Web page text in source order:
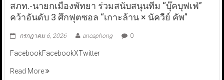
สภท.-นายกเมืองพัทยา ร่วมสนับสนุนทีม “บุ๊คบุฟเฟ่”
คว้าอันดับ 3 ศึกฟุตซอล “เกาะล้าน × นัควีย์ คัพ”
กรกฎาคม 6, 2026 aneaphong 0
FacebookFacebookXTwitter
Read More